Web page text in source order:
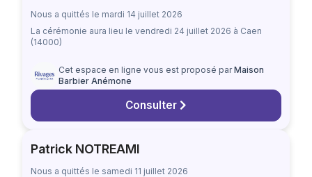
Nous a quittés le mardi 14 juillet 2026
La cérémonie aura lieu le vendredi 24 juillet 2026 à Caen
(14000)
Cet espace en ligne vous est proposé parMaison
Barbier Anémone
Consulter
Patrick NOTREAMI
Nous a quittés le samedi 11 juillet 2026